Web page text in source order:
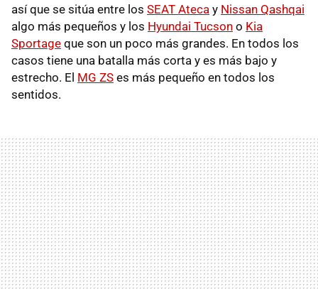
así que se sitúa entre los SEAT Ateca y Nissan Qashqai
algo más pequeños y los Hyundai Tucson o Kia
Sportage que son un poco más grandes. En todos los
casos tiene una batalla más corta y es más bajo y
estrecho. El MG ZS es más pequeño en todos los
sentidos.